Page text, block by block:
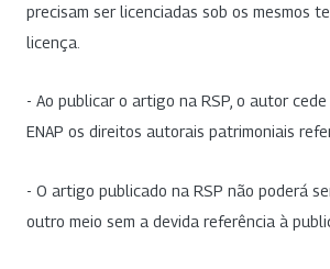
precisam ser licenciadas sob os mesmos
licença.
- Ao publicar o artigo na RSP, o autor
ENAP os direitos autorais patrimoniais
- O artigo publicado na RSP não poderá
outro meio sem a devida referência à